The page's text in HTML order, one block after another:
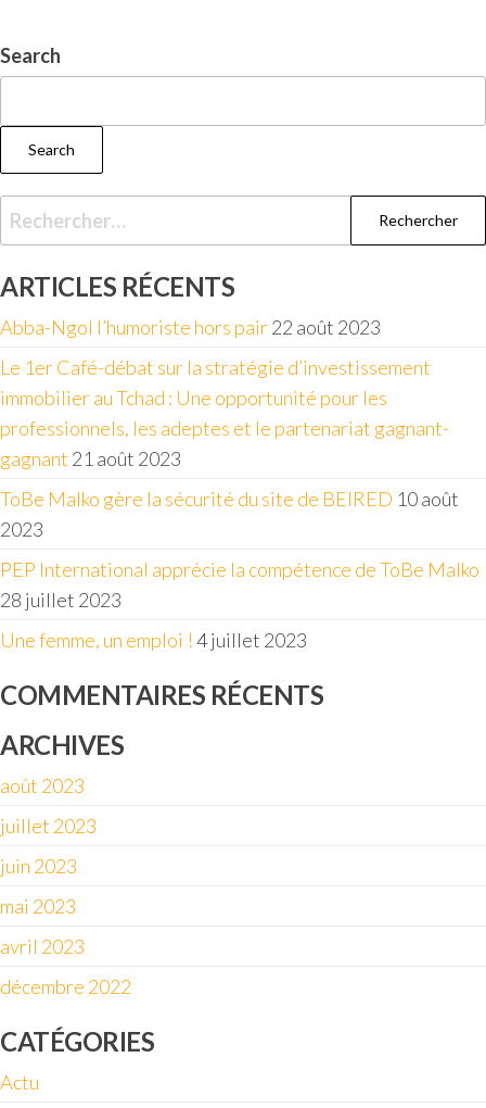
Search
Search
ARTICLES RÉCENTS
Abba-Ngol l’humoriste hors pair22 août 2023
Le 1er Café-débat sur la stratégie d’investissement
immobilier au Tchad : Une opportunité pour les
professionnels, les adeptes et le partenariat gagnant-
gagnant 21 août 2023
ToBe Malko gère la sécurité du site de BEIRED 10 août
2023
PEP International apprécie la compétence de ToBe Malko
28 juillet 2023
Une femme, un emploi !4 juillet 2023
COMMENTAIRES RÉCENTS
ARCHIVES
août 2023
juillet 2023
juin 2023
mai 2023
avril 2023
décembre 2022
CATÉGORIES
Actu